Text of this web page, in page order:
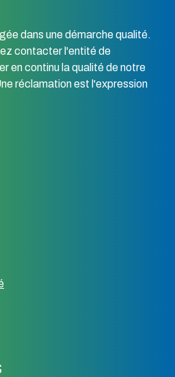
dans une démarche qualité.
contacter l'entité de
en continu la qualité de notre
réclamation est l'expression